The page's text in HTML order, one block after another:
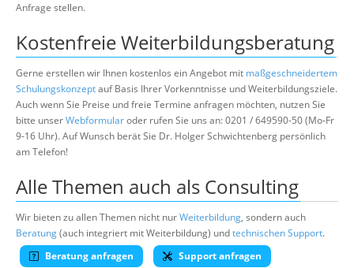
Anfrage stellen.
Kostenfreie Weiterbildungsberatung
Gerne erstellen wir Ihnen kostenlos ein Angebot mit maßgeschneidertem
Schulungskonzeptauf Basis Ihrer Vorkenntnisse und Weiterbildungsziele.
Auch wenn Sie Preise und freie Termine anfragen möchten, nutzen Sie
bitte unserWebformularoder rufen Sie uns an: 0201 / 649590-50 (Mo-Fr
9-16 Uhr). Auf Wunsch berät Sie Dr. Holger Schwichtenberg persönlich
am Telefon!
Alle Themen auch als Consulting
Wir bieten zu allen Themen nicht nurWeiterbildung, sondern auch
Beratung(auch integriert mit Weiterbildung) undtechnischen Support.
Beratung anfragen
Support anfragen